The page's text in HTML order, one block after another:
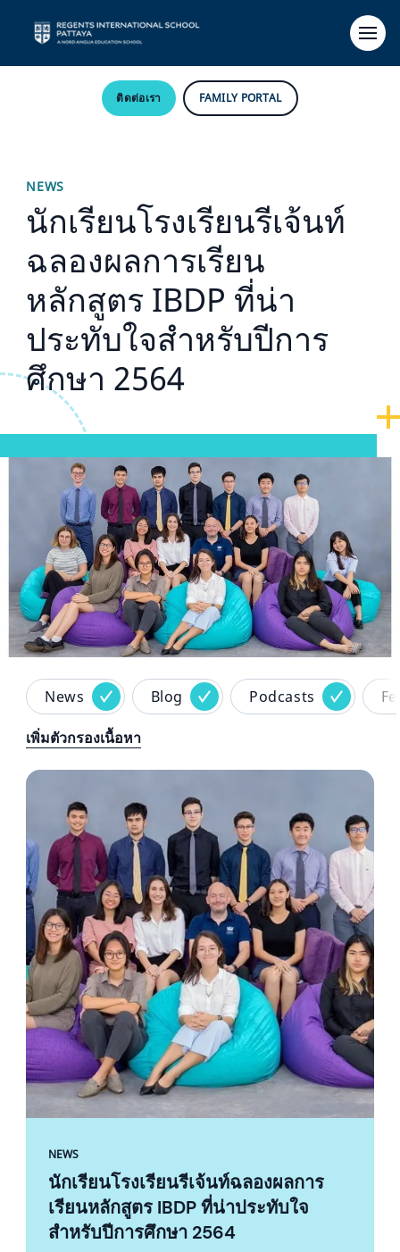
ติดต่อเรา FAMILY PORTAL
NEWS
นักเรียนโรงเรียนรีเจ้นท์
ฉลองผลการเรียน
หลักสูตร IBDP ที่น่า
ประทับใจสำหรับปีการ
ศึกษา 2564
Hero article image
News Blog Podcasts
เพิ่มตัวกรองเนื้อหา
NEWS
นักเรียนโรงเรียนรีเจ้นท์ฉลองผลการ
เรียนหลักสูตร IBDP ที่น่าประทับใจ
สำหรับปีการศึกษา 2564